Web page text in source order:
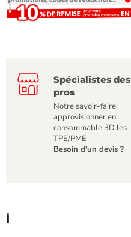
Spécialistes des
pros
Notre savoir-faire:
approvisionner en
consommable 3D les
TPE/PME
Besoin d'un devis ?
ℹ️